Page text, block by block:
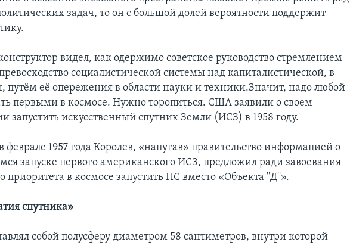
задач, то он с большой долей вероятности поддержит
видел, как одержимо советское руководство стремлением
социалистической системы над капиталистической, в
путём её опережения в области науки и техники.Значит, надо любой
первыми в космосе. Нужно торопиться. США заявили о своем
запустить искусственный спутник Земли (ИСЗ) в 1958 году.
феврале 1957 года Королев, «напугав» правительство информацией о
запуске первого американского ИСЗ, предложил ради завоевания
приоритета в космосе запустить ПС вместо «Объекта ''Д''».
спутника»
собой полусферу диаметром 58 сантиметров, внутри которой